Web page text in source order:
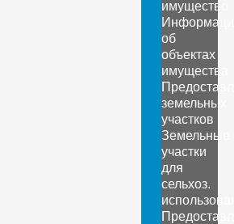
имущество
об
объектах
имущества
земельных
участков
Земельные
участки
для
сельхоз.